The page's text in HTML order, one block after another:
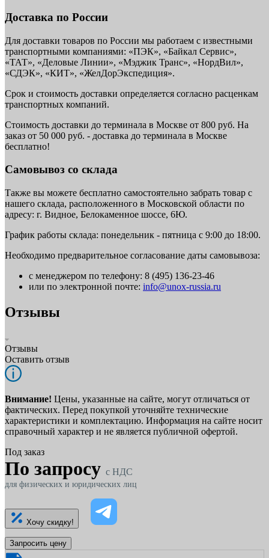
Доставка по России
Для доставки товаров по России мы работаем с известными
транспортными компаниями: «ПЭК», «Байкал Сервис»,
«ТАТ», «Деловые Линии», «Мэджик Транс», «НордВил»,
«СДЭК», «КИТ», «ЖелДорЭкспедиция».
Срок и стоимость доставки определяется согласно расценкам
транспортных компаний.
Стоимость доставки до терминала в Москве от 800 руб. На
заказ от 50 000 руб. - доставка до терминала в Москве
бесплатно!
Самовывоз со склада
Также вы можете бесплатно самостоятельно забрать товар с
нашего склада, расположенного в Московской области по
адресу: г. Видное, Белокаменное шоссе, 6Ю.
График работы склада: понедельник - пятница с 9:00 до 18:00.
Необходимо предварительное согласование даты самовывоза:
с менеджером по телефону: 8 (495) 136-23-46
или по электронной почте: info@unox-russia.ru
Отзывы
Отзывы
Оставить отзыв
Внимание! Цены, указанные на сайте, могут отличаться от
фактических. Перед покупкой уточняйте технические
характеристики и комплектацию. Информация на сайте носит
справочный характер и не является публичной офертой.
Под заказ
По запросу c НДС
для физических и юридических лиц
Хочу скидку!
Запросить цену